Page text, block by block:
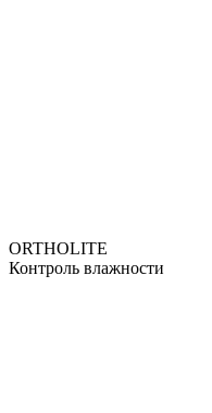
ORTHOLITE
Контроль влажности